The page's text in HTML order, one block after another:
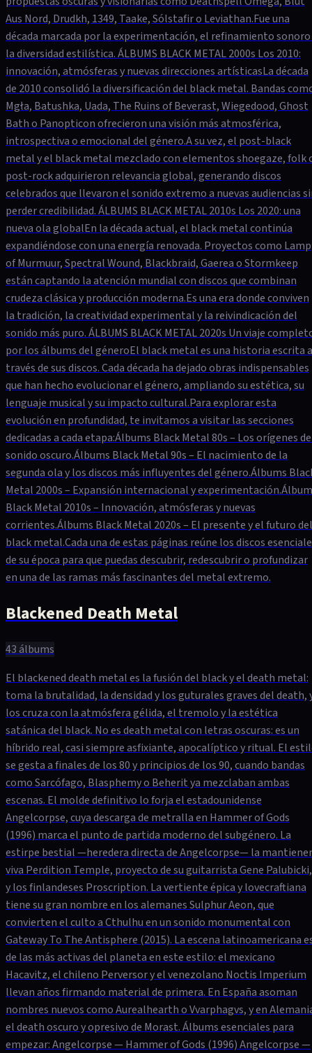
Aus Nord, Drudkh, 1349, Taake, Sólstafir o Leviathan.Fue una
década marcada por la experimentación, el refinamiento sonoro
la diversidad estilística. ÁLBUMS BLACK METAL 2000s Los 2010:
innovación, atmósferas y nuevas direcciones artísticasLa década
de 2010 consolidó la diversificación del black metal. Bandas
Mgła, Batushka, Uada, The Ruins of Beverast, Wiegedood, Ghost
Bath o Panopticon ofrecieron una visión más atmosférica,
introspectiva o emocional del género.A su vez, el post-black
metal y el black metal mezclado con elementos shoegaze, folk
post-rock adquirieron relevancia global, generando discos
celebrados que llevaron el sonido extremo a nuevas audiencias
perder credibilidad. ÁLBUMS BLACK METAL 2010s Los 2020: una
nueva ola globalEn la década actual, el black metal continúa
expandiéndose con una energía renovada. Proyectos como Lamp
of Murmuur, Spectral Wound, Blackbraid, Gaerea o Stormkeep
están captando la atención mundial con discos que combinan
crudeza clásica y producción moderna.Es una era donde conviven
la tradición, la creatividad experimental y la reivindicación del
sonido más puro. ÁLBUMS BLACK METAL 2020s Un viaje
por los álbums del géneroEl black metal es una historia escrita a
través de sus discos. Cada década ha dejado obras indispensables
que han hecho evolucionar el género, ampliando su estética, su
lenguaje musical y su impacto cultural.Para explorar esta
evolución en profundidad, te invitamos a visitar las secciones
dedicadas a cada etapa:Álbums Black Metal 80s – Los orígenes
sonido oscuro.Álbums Black Metal 90s – El nacimiento de la
segunda ola y los discos más influyentes del género.Álbums
Metal 2000s – Expansión internacional y
Black Metal 2010s – Innovación, atmósferas y nuevas
corrientes.Álbums Black Metal 2020s – El presente y el futuro del
black metal.Cada una de estas páginas reúne los discos
de su época para que puedas descubrir, redescubrir o profundizar
en una de las ramas más fascinantes del metal extremo.
Blackened Death Metal
43álbums
El blackened death metal es la fusión del black y el death metal:
toma la brutalidad, la densidad y los guturales graves del death,
los cruza con la atmósfera gélida, el tremolo y la estética
satánica del black. No es death metal con letras oscuras: es un
híbrido real, casi siempre asfixiante, apocalíptico y ritual. El
se gesta a finales de los 80 y principios de los 90, cuando bandas
como Sarcófago, Blasphemy o Beherit ya mezclaban ambas
escenas. El molde definitivo lo forja el estadounidense
Angelcorpse, cuya descarga de metralla en Hammer of Gods
(1996) marca el punto de partida moderno del subgénero. La
estirpe bestial —heredera directa de Angelcorpse— la
viva Perdition Temple, proyecto de su guitarrista Gene Palubicki,
y los finlandeses Proscription. La vertiente épica y lovecraftiana
tiene su gran nombre en los alemanes Sulphur Aeon, que
convierten el culto a Cthulhu en un sonido monumental con
Gateway To The Antisphere (2015). La escena latinoamericana
de las más activas del planeta en este estilo: el mexicano
Hacavitz, el chileno Perversor y el venezolano Noctis Imperium
llevan años firmando material de primera. En España asoman
nombres nuevos como Aurealhearth o Vvarphagvs, y en
el death oscuro y opresivo de Morast. Álbums esenciales para
empezar: Angelcorpse — Hammer of Gods (1996) Angelcorpse —